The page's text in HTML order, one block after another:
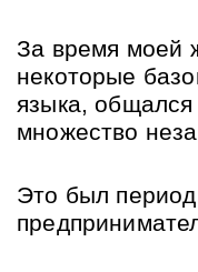
За время моей
некоторые
языка,
множество
Это был